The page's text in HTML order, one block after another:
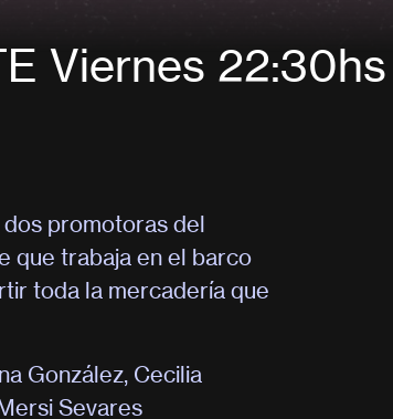
Viernes 22:30hs
dos promotoras del
que trabaja en el barco
toda la mercadería que
González, Cecilia
Sevares